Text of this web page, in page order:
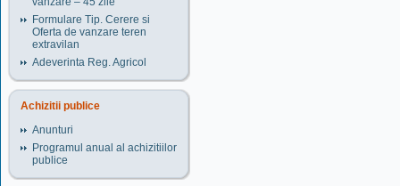
Formulare Tip. Cerere si
Oferta de vanzare teren
extravilan
Adeverinta Reg. Agricol
Achizitii publice
Anunturi
Programul anual al achizitiilor
publice